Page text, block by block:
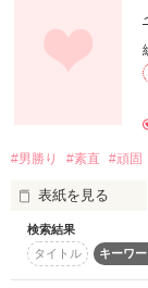
賞」野いちご！
その他の条件
彼氏捨てます！
私の好きな人は
人気者で謎が多
#男勝り #素直 #頑固
表紙を見る
日頃の感謝を込
ファン様限定に
検索結果
タイトル
キーワ